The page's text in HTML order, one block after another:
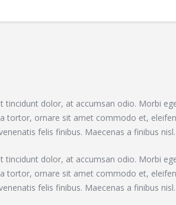
tincidunt dolor, at accumsan odio. Morbi
tortor, ornare sit amet commodo et,
felis finibus. Maecenas a finibus nisl.
tincidunt dolor, at accumsan odio. Morbi
tortor, ornare sit amet commodo et,
felis finibus. Maecenas a finibus nisl.